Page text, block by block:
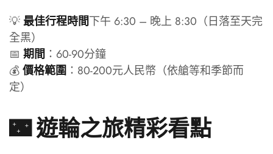
💡 最佳行程時間下午 6:30 – 晚上 8:30（日落至天完
全黑）
📅 期間 ：60-90分鐘
💰 價格範圍 ：80-200元人民幣（依艙等和季節而
定）
🌃 遊輪之旅精彩看點